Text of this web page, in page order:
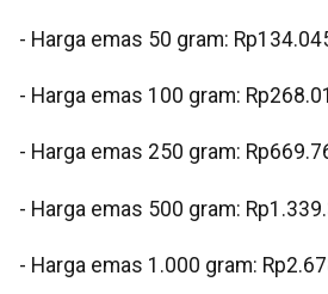
‎- ⁠Harga emas 50 gram:
‎- ⁠Harga emas 100 gram:
‎- ⁠Harga emas 250 gram:
‎- ⁠Harga emas 500 gram:
‎- ⁠Harga emas 1.000 gram: